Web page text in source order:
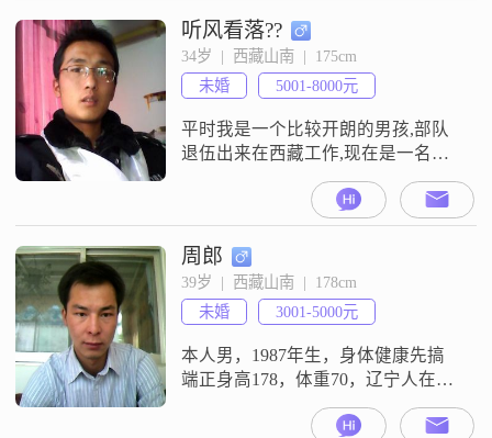
听风看落??
34岁  |  西藏山南  |  175cm
未婚
5001-8000元
平时我是一个比较开朗的男孩,部队
退伍出来在西藏工作,现在是一名人
民警察.我想找的另一半只要两个人
有共同话语.并且能结婚的,愿意来西
藏的可以发展.我在西藏不会工作太
久!
周郎
39岁  |  西藏山南  |  178cm
未婚
3001-5000元
本人男，1987年生，身体健康先搞
端正身高178，体重70，辽宁人在西
藏工作，收入稳定公职人员。诚找
有文化有素养相貌端正身体健康真